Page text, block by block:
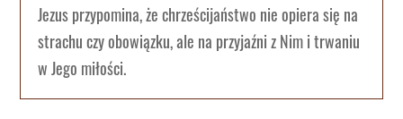
Jezus przypomina, że chrześcijaństwo nie opiera się na
strachu czy obowiązku, ale na przyjaźni z Nim i trwaniu
w Jego miłości.